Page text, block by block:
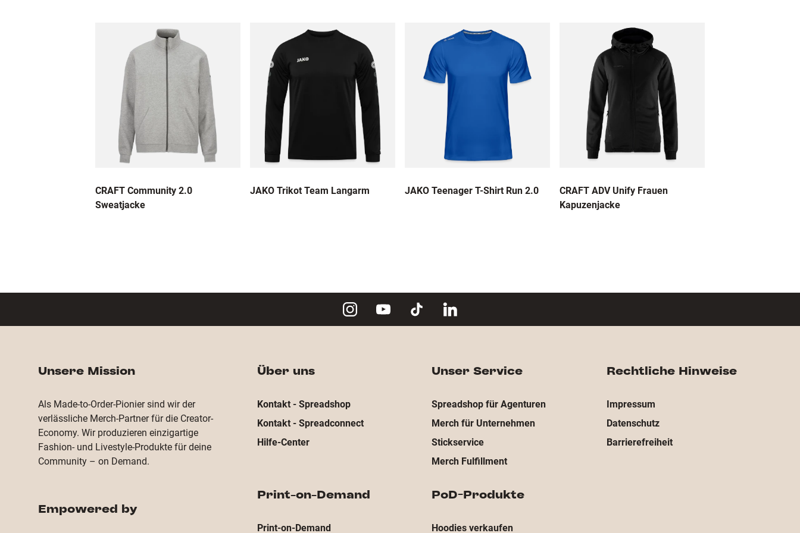
CRAFT Community 2.0
Sweatjacke
JAKO Trikot Team Langarm JAKO Teenager T-Shirt Run 2.0
CRAFT ADV Unify Frauen
Kapuzenjacke
Unsere Mission
Als Made-to-Order-Pionier sind wir der
verlässliche Merch-Partner für die Creator-
Economy. Wir produzieren einzigartige
Fashion- und Livestyle-Produkte für deine
Community – on Demand.
Empowered by
Über uns
Kontakt - Spreadshop
Kontakt - Spreadconnect
Hilfe-Center
Unser Service
Spreadshop für Agenturen
Merch für Unternehmen
Stickservice
Merch Fulfillment
Rechtliche Hinweise
Impressum
Datenschutz
Barrierefreiheit
Print-on-Demand
Print-on-Demand
PoD-Produkte
Hoodies verkaufen